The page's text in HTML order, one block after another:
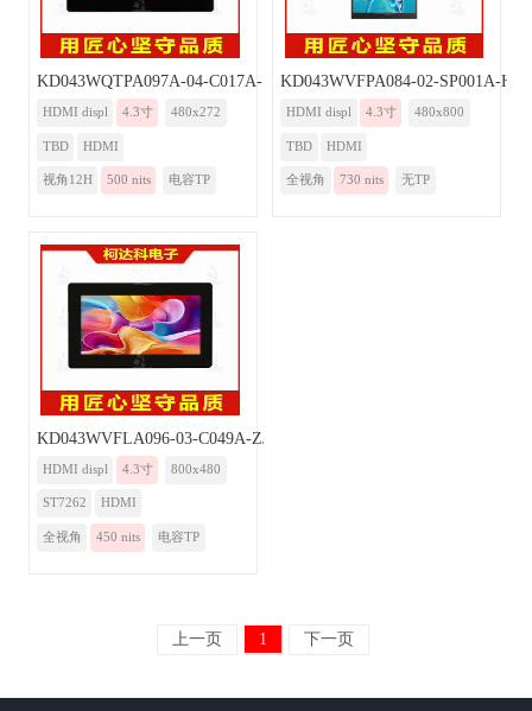
KD043WQTPA097A-04-C017A-SP003A-HDMI
HDMI displ 4.3寸 480x272
TBD HDMI
视角12H 500 nits 电容TP
KD043WVFPA084-02-SP001A-
HDMI displ 4.3寸 480x800
TBD HDMI
全视角 730 nits 无TP
KD043WVFLA096-03-C049A-ZJB-HDMI
HDMI displ 4.3寸 800x480
ST7262 HDMI
全视角 450 nits 电容TP
上一页 1 下一页